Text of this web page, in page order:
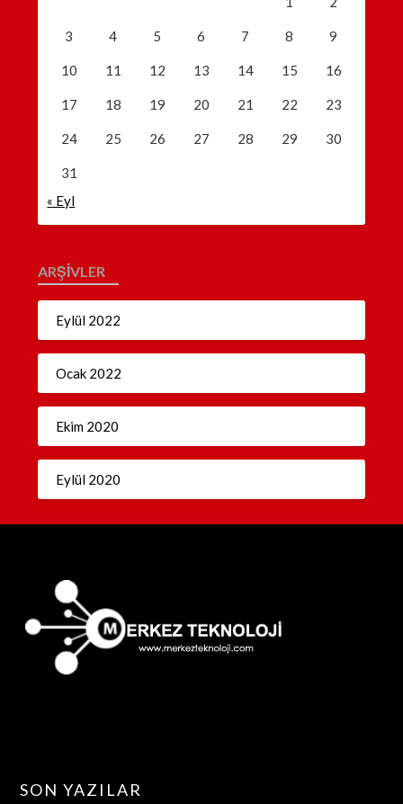
3 4 5 6 7 8 9
10 11 12 13 14 15 16
17 18 19 20 21 22 23
24 25 26 27 28 29 30
31
« Eyl
ARŞIVLER
Eylül 2022
Ocak 2022
Ekim 2020
Eylül 2020
SON YAZILAR